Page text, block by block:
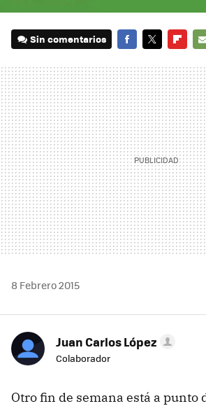
Sin comentarios
8 Febrero 2015
Juan Carlos López
Colaborador
Otro fin de semana está a punto